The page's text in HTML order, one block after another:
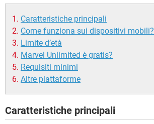
Caratteristiche principali
Come funziona sui dispositivi mobili?
Limite d’età
Marvel Unlimited è gratis?
Requisiti minimi
Altre piattaforme
Caratteristiche principali